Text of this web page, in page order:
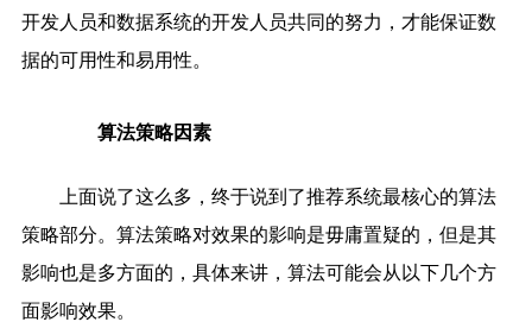
开发人员和数据系统的开发人员共同的努力，才能保证数
据的可用性和易用性。
算法策略因素
上面说了这么多，终于说到了推荐系统最核心的算法
策略部分。算法策略对效果的影响是毋庸置疑的，但是其
影响也是多方面的，具体来讲，算法可能会从以下几个方
面影响效果。